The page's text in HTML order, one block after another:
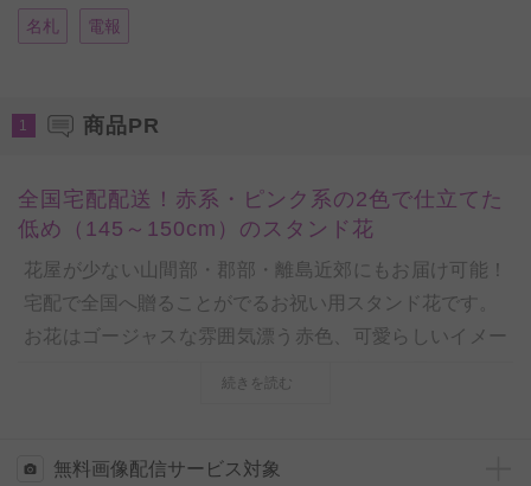
名札 電報
1 商品PR
全国宅配配送！赤系・ピンク系の2色で仕立てた
低め（145～150cm）のスタンド花
花屋が少ない山間部・郡部・離島近郊にもお届け可能！
宅配で全国へ贈ることがでるお祝い用スタンド花です。
お花はゴージャスな雰囲気漂う赤色、可愛らしいイメー
【スタンド設置・回収について】
続きを読む
無料画像配信サービス対象